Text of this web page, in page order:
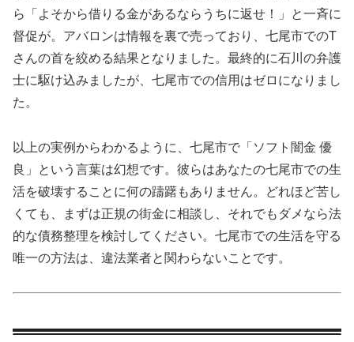
ら「よそから借りる金があるならうちに返せ！」と一斉に
督促が。アバロンは情報を裏で売っており、七尾市でのT
さんの首を絞める結果となりました。最終的に石川の弁護
士に駆け込みましたが、七尾市での信用はゼロになりまし
た。
以上の実例からわかるように、七尾市で「ソフト闇金 優
良」という言葉は幻想です。彼らはあなたの七尾市での生
活を破壊することに何の躊躇もありません。どれほど苦し
くても、まずは正規の街金に相談し、それでもダメなら法
的な債務整理を検討してください。七尾市での生活を守る
唯一の方法は、違法業者と関わらないことです。